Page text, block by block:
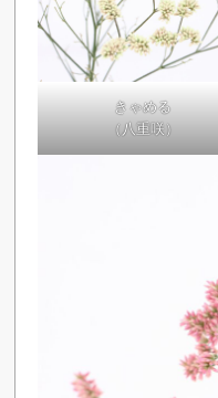
きゃめる
（八重咲）